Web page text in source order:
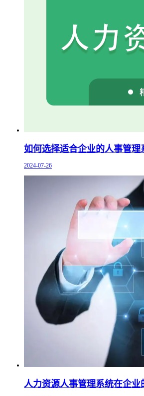
如何选择适合企业的人事管理
2024-07-26
人力资源人事管理系统在企业